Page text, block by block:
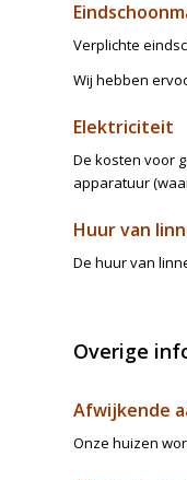
Verplichte
Wij hebben
Elektriciteit
De kosten voor
apparatuur
Huur van
De huur van
Overige
Afwijkende
Onze huizen